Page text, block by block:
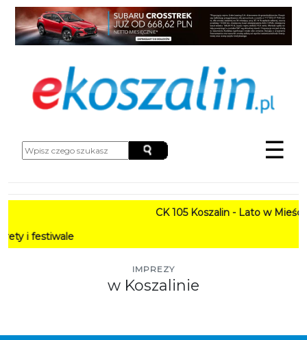
☰
CK 105 Koszalin - Lato w Mieście
IMPREZY
w Koszalinie